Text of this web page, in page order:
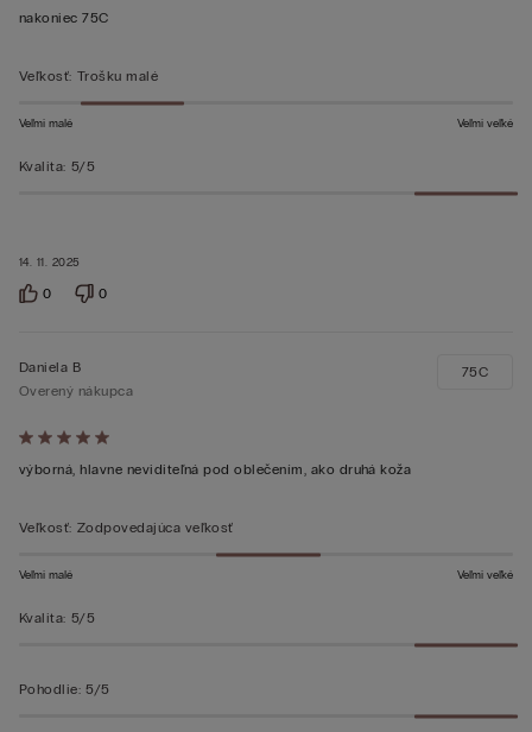
14. 11. 2025
nakoniec 75C
Veľkosť: Trošku malé
Veľmi malé Veľmi veľké
Kvalita: 5/5
0 0
Hodnotenie:
5
Daniela B
Overený nákupca
výborná, hlavne neviditeľná pod oblečením, ako druhá koža
75C
Veľkosť: Zodpovedajúca veľkosť
Veľmi malé Veľmi veľké
Kvalita: 5/5
Pohodlie: 5/5